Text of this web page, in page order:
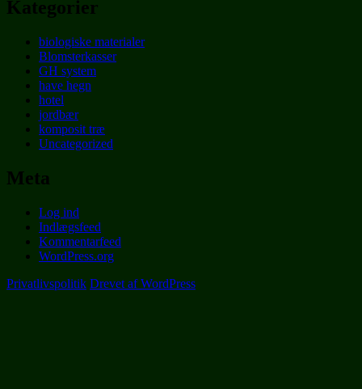
Kategorier
biologiske materialer
Blomsterkasser
GH system
have hegn
hotel
jordbær
komposit træ
Uncategorized
Meta
Log ind
Indlægsfeed
Kommentarfeed
WordPress.org
Privatlivspolitik Drevet af WordPress